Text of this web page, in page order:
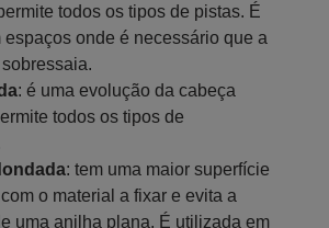
todos os tipos de pistas. É
espaços onde é necessário que a
: é uma evolução da cabeça
todos os tipos de
: tem uma maior superfície
o material a fixar e evita a
uma anilha plana. É utilizada em